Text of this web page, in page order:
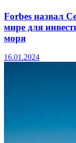
Forbes назвал
мире для
моря
16.01.2024